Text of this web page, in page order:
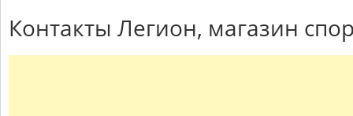
Контакты Легион, магазин